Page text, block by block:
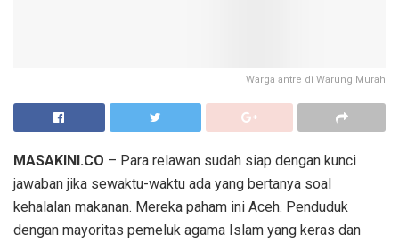
Warga antre di Warung Murah
MASAKINI.CO – Para relawan sudah siap dengan kunci
jawaban jika sewaktu-waktu ada yang bertanya soal
kehalalan makanan. Mereka paham ini Aceh. Penduduk
dengan mayoritas pemeluk agama Islam yang keras dan